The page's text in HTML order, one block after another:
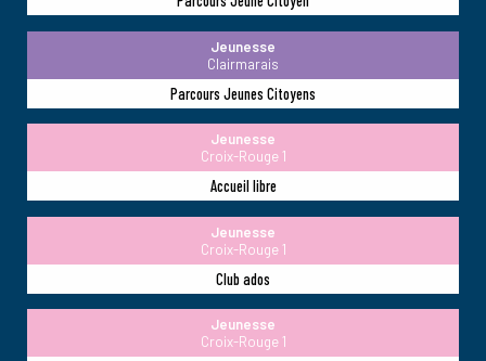
Jeunesse
Clairmarais
Parcours Jeunes Citoyens
Jeunesse
Croix-Rouge 1
Accueil libre
Jeunesse
Croix-Rouge 1
Club ados
Jeunesse
Croix-Rouge 1